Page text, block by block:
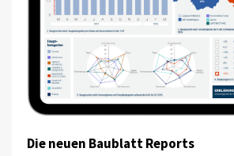
Die neuen Baublatt Reports